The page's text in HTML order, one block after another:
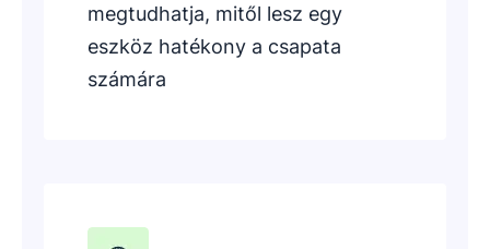
megtudhatja, mitől lesz egy
eszköz hatékony a csapata
számára
Új ablakban nyílik meg